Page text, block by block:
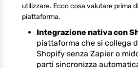
utilizzare. Ecco cosa valutare prima
piattaforma.
Integrazione nativa con
piattaforma che si collega
Shopify senza Zapier o
parti sincronizza